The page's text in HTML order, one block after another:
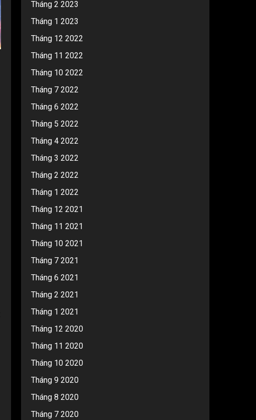
Tháng 2 2023
Tháng 1 2023
Tháng 12 2022
Tháng 11 2022
Tháng 10 2022
Tháng 7 2022
Tháng 6 2022
Tháng 5 2022
Tháng 4 2022
Tháng 3 2022
Tháng 2 2022
Tháng 1 2022
Tháng 12 2021
Tháng 11 2021
Tháng 10 2021
Tháng 7 2021
Tháng 6 2021
Tháng 2 2021
Tháng 1 2021
Tháng 12 2020
Tháng 11 2020
Tháng 10 2020
Tháng 9 2020
Tháng 8 2020
Tháng 7 2020